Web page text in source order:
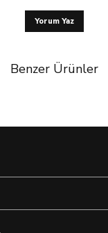
Yorum Yaz
Benzer Ürünler